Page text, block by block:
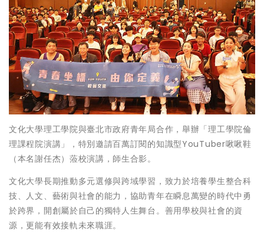
文化大學理工學院與臺北市政府青年局合作，舉辦「理工學院倫
理課程院演講」，特別邀請百萬訂閱的知識型YouTuber啾啾鞋
（本名謝任杰）蒞校演講，師生合影。
文化大學長期推動多元選修與跨域學習，致力於培養學生整合科
技、人文、藝術與社會的能力，協助青年在瞬息萬變的時代中勇
於跨界，開創屬於自己的獨特人生舞台。善用學校與社會的資
源，更能有效接軌未來職涯。